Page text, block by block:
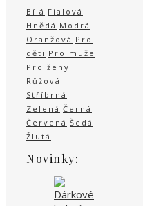
Bílá Fialová
Hnědá Modrá
Oranžová Pro
děti Pro muže
Pro ženy
Růžová
Stříbrná
Zelená Černá
Červená Šedá
Žlutá
Novinky: